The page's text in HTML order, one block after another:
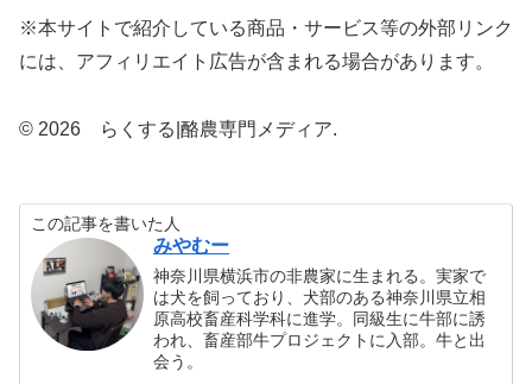
※本サイトで紹介している商品・サービス等の外部リンク
には、アフィリエイト広告が含まれる場合があります。
© 2026 らくする|酪農専門メディア.
この記事を書いた人
みやむー
神奈川県横浜市の非農家に生まれる。実家で
は犬を飼っており、犬部のある神奈川県立相
原高校畜産科学科に進学。同級生に牛部に誘
われ、畜産部牛プロジェクトに入部。牛と出
会う。